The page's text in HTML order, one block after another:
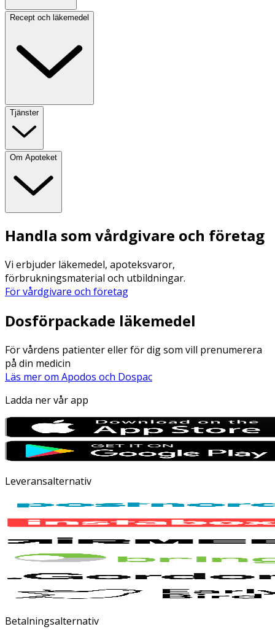
Recept och läkemedel
Tjänster
Om Apoteket
Handla som vårdgivare och företag
Vi erbjuder läkemedel, apoteksvaror,
förbrukningsmaterial och utbildningar.
För vårdgivare och företag
Dosförpackade läkemedel
För vårdens patienter eller för dig som vill prenumerera
på din medicin
Läs mer om Apodos och Dospac
Ladda ner vår app
Leveransalternativ
Betalningsalternativ